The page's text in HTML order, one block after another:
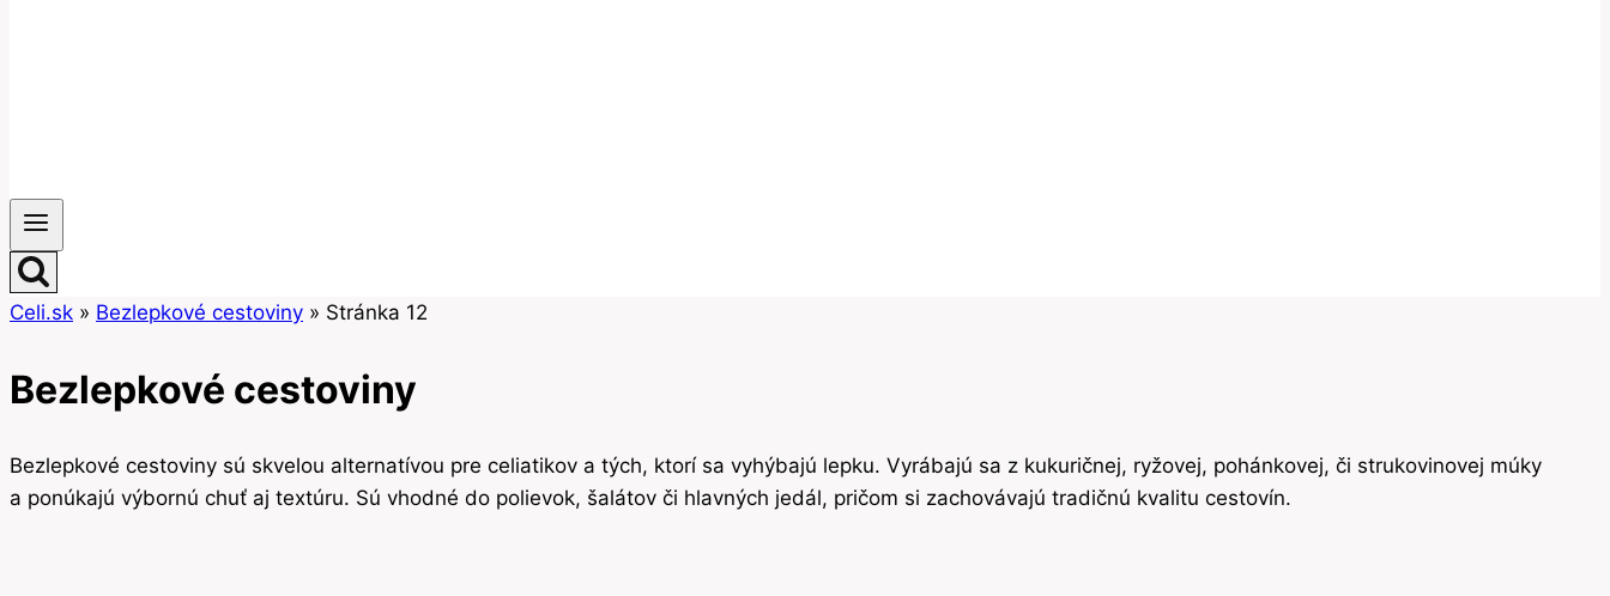
Celi.sk » Bezlepkové cestoviny » Stránka 12
Bezlepkové cestoviny
Bezlepkové cestoviny sú skvelou alternatívou pre celiatikov a tých, ktorí sa vyhýbajú lepku. Vyrábajú sa z kukuričnej, ryžovej, pohánkovej, či strukovinovej múky
a ponúkajú výbornú chuť aj textúru. Sú vhodné do polievok, šalátov či hlavných jedál, pričom si zachovávajú tradičnú kvalitu cestovín.